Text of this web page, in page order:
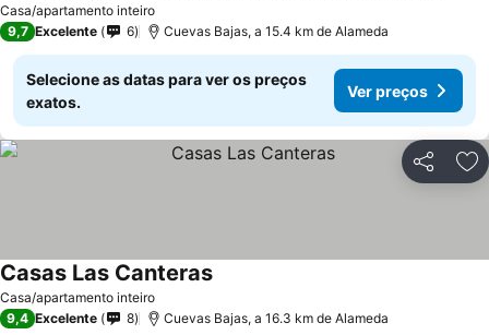
Casa/apartamento inteiro
9,7 Excelente 6 Cuevas Bajas, a 15.4 km de Alameda
Selecione as datas para ver os preços
exatos.
Ver preços
Partilhar
Casa/apartamento inteiro
Casas Las Canteras
9,4 Excelente 8 Cuevas Bajas, a 16.3 km de Alameda